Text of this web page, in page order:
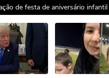
de festa de aniversário infantil
foi possível reproduzir o vídeo